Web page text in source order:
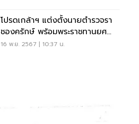
โปรดเกล้าฯ แต่งตั้งนายตํารวจรา
ชองครักษ์ พร้อมพระราชทานยศ
พลตํารวจตรี
16 พ.ย. 2567 | 10:37 น.